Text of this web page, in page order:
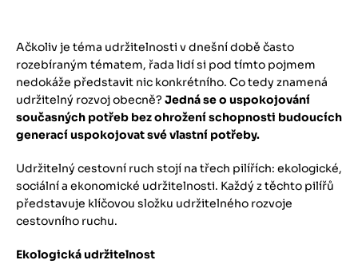
Ačkoliv je téma udržitelnosti v dnešní době často
rozebíraným tématem, řada lidí si pod tímto pojmem
nedokáže představit nic konkrétního. Co tedy znamená
udržitelný rozvoj obecně? Jedná se o uspokojování
současných potřeb bez ohrožení schopnosti budoucích
generací uspokojovat své vlastní potřeby.
Udržitelný cestovní ruch stojí na třech pilířích: ekologické,
sociální a ekonomické udržitelnosti. Každý z těchto pilířů
představuje klíčovou složku udržitelného rozvoje
cestovního ruchu.
Ekologická udržitelnost